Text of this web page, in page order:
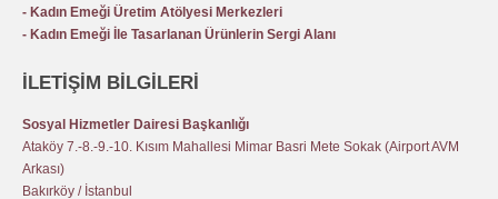
- Kadın Emeği Üretim Atölyesi Merkezleri
- Kadın Emeği İle Tasarlanan Ürünlerin Sergi Alanı
İLETİŞİM BİLGİLERİ
Sosyal Hizmetler Dairesi Başkanlığı
Ataköy 7.-8.-9.-10. Kısım Mahallesi Mimar Basri Mete Sokak (Airport AVM
Arkası)
Bakırköy / İstanbul